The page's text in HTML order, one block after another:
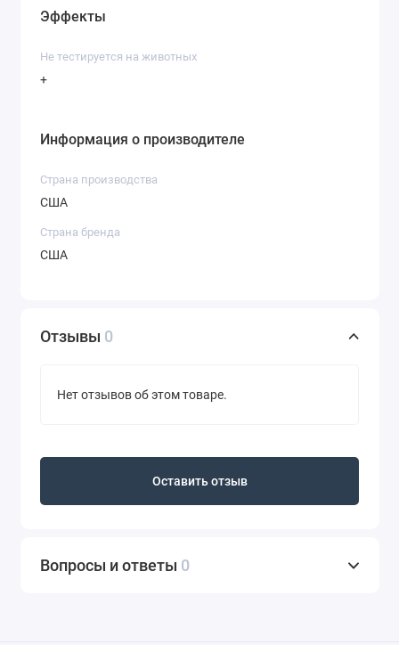
Эффекты
Не тестируется на животных
+
Информация о производителе
Страна производства
США
Страна бренда
США
Отзывы 0
Нет отзывов об этом товаре.
Оставить отзыв
Вопросы и ответы 0